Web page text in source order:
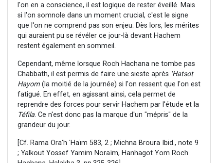
l'on en a conscience, il est logique de rester éveillé. Mais
si l'on somnole dans un moment crucial, c'est le signe
que l'on ne comprend pas son enjeu. Dès lors, les mérites
qui auraient pu se révéler ce jour-là devant Hachem
restent également en sommeil.
Cependant, même lorsque Roch Hachana ne tombe pas
Chabbath, il est permis de faire une sieste après 'Hatsot
Hayom (la moitié de la journée) si l'on ressent que l'on est
fatigué. En effet, en agissant ainsi, cela permet de
reprendre des forces pour servir Hachem par l'étude et la
Téfila. Ce n'est donc pas la marque d'un "mépris" de la
grandeur du jour.
[Cf. Rama Ora'h 'Haïm 583, 2 ; Michna Broura Ibid., note 9
; Yalkout Yossef Yamim Noraïm, Hanhagot Yom Roch